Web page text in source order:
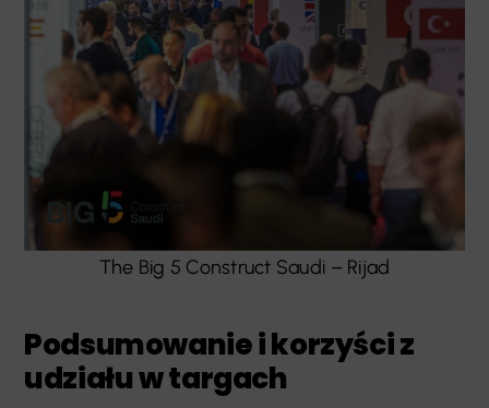
The Big 5 Construct Saudi – Rijad
Podsumowanie i korzyści z
udziału w targach